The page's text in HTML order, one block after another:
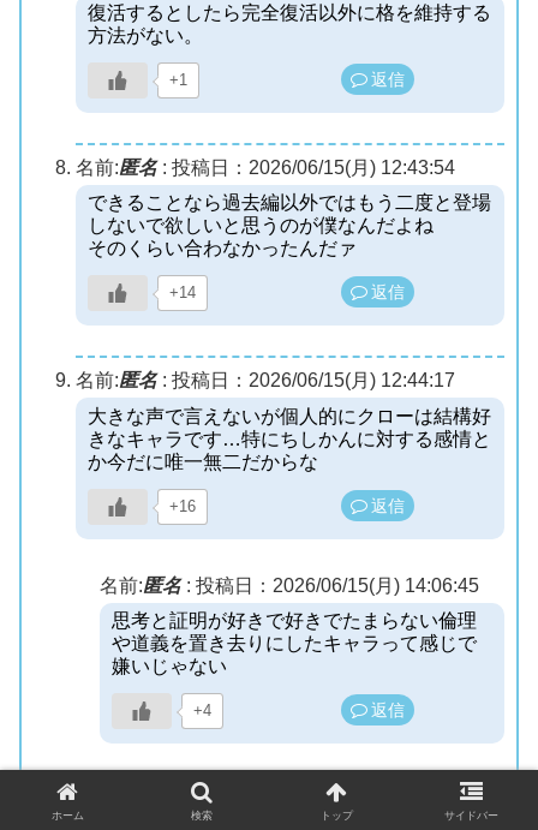
復活するとしたら完全復活以外に格を維持する
方法がない。
+1 返信
名前:匿名: 投稿日：2026/06/15(月) 12:43:54
できることなら過去編以外ではもう二度と登場
しないで欲しいと思うのが僕なんだよね
そのくらい合わなかったんだァ
+14 返信
名前:匿名: 投稿日：2026/06/15(月) 12:44:17
大きな声で言えないが個人的にクローは結構好
きなキャラです…特にちしかんに対する感情と
か今だに唯一無二だからな
+16 返信
名前:匿名: 投稿日：2026/06/15(月) 14:06:45
思考と証明が好きで好きでたまらない倫理
や道義を置き去りにしたキャラって感じで
嫌いじゃない
+4 返信
投稿日：2026/06/15(月) 15:29:20
「もっと早くお前と出会っていたら…」っ
ホーム 検索 トップ サイドバー